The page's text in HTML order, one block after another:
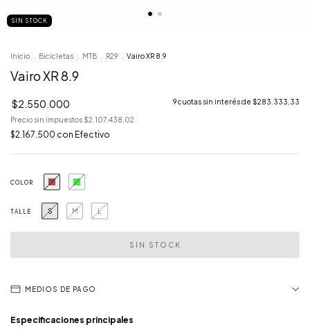
SIN STOCK
Inicio Bicicletas MTB R29 Vairo XR 8.9
Vairo XR 8.9
$2.550.000 9cuotas sin interés de $283.333,33
Precio sin impuestos $2.107.438,02
$2.167.500 con Efectivo
COLOR
TALLE S M L
MEDIOS DE PAGO
Especificaciones principales